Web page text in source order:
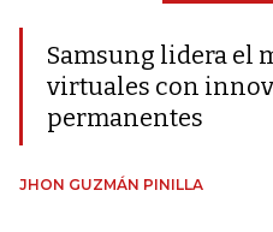
Samsung lidera el
virtuales con
permanentes
JHON GUZMÁN PINILLA